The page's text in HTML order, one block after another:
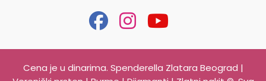
Cena je u dinarima. Spenderella Zlatara Beograd |